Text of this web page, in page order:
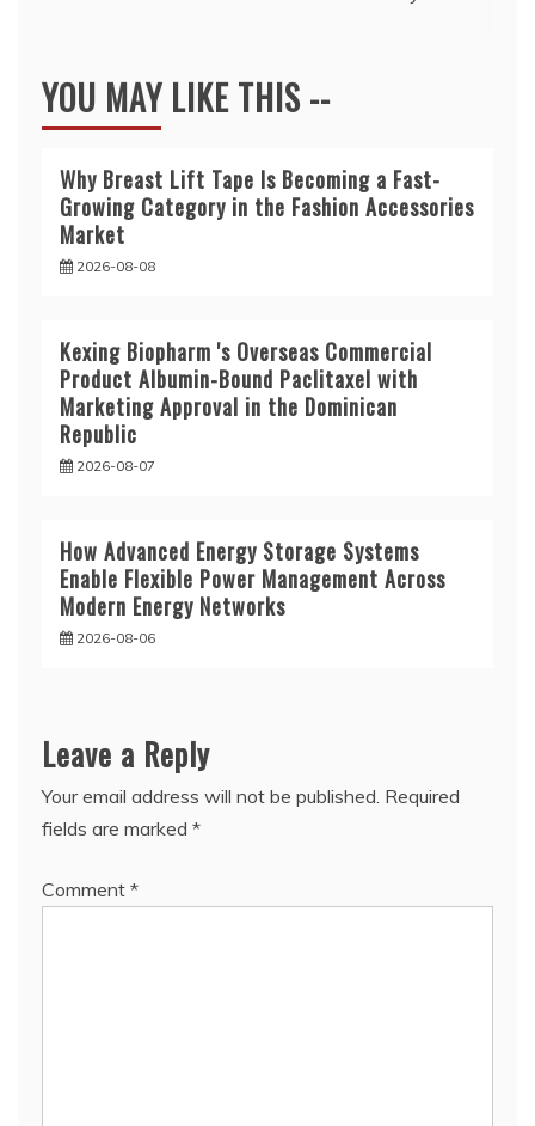
YOU MAY LIKE THIS --
Why Breast Lift Tape Is Becoming a Fast-
Growing Category in the Fashion Accessories
Market
2026-08-08
Kexing Biopharm 's Overseas Commercial
Product Albumin-Bound Paclitaxel with
Marketing Approval in the Dominican
Republic
2026-08-07
How Advanced Energy Storage Systems
Enable Flexible Power Management Across
Modern Energy Networks
2026-08-06
Leave a Reply
Your email address will not be published. Required
fields are marked *
Comment *